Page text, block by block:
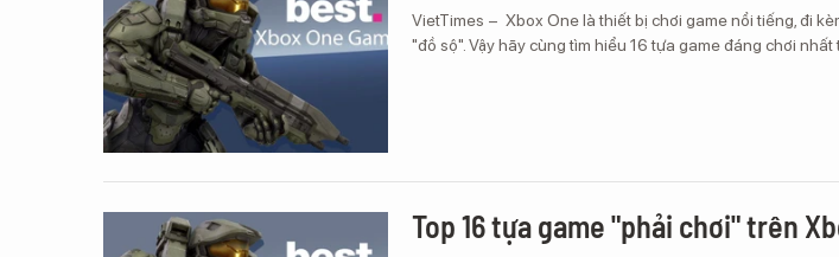
VietTimes – Xbox One là thiết bị chơi game nổi tiếng, đi
"đồ sộ". Vậy hãy cùng tìm hiểu 16 tựa game đáng chơi nhất
Top 16 tựa game "phải chơi" trên